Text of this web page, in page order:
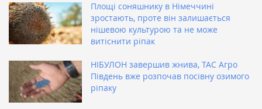
Площі соняшнику в Німеччині
зростають, проте він залишається
нішевою культурою та не може
витіснити ріпак
НІБУЛОН завершив жнива, ТАС Агро
Південь вже розпочав посівну озимого
ріпаку